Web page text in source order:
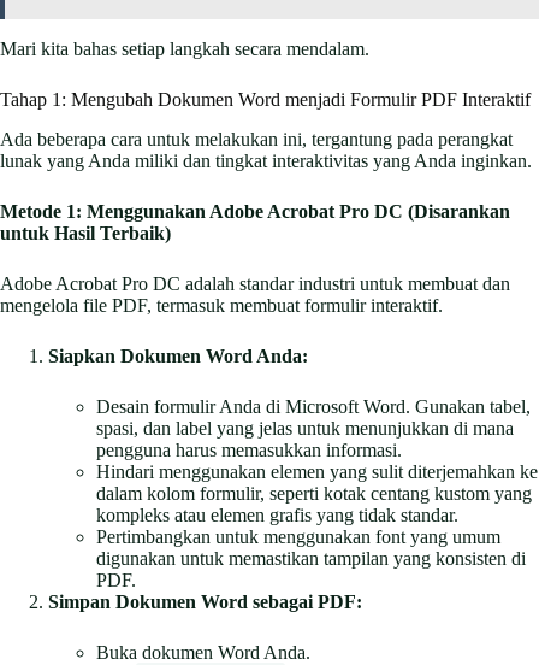
Mari kita bahas setiap langkah secara mendalam.
Tahap 1: Mengubah Dokumen Word menjadi Formulir PDF Interaktif
Ada beberapa cara untuk melakukan ini, tergantung pada perangkat
lunak yang Anda miliki dan tingkat interaktivitas yang Anda inginkan.
Metode 1: Menggunakan Adobe Acrobat Pro DC (Disarankan
untuk Hasil Terbaik)
Adobe Acrobat Pro DC adalah standar industri untuk membuat dan
mengelola file PDF, termasuk membuat formulir interaktif.
Siapkan Dokumen Word Anda:
Desain formulir Anda di Microsoft Word. Gunakan tabel,
spasi, dan label yang jelas untuk menunjukkan di mana
pengguna harus memasukkan informasi.
Hindari menggunakan elemen yang sulit diterjemahkan ke
dalam kolom formulir, seperti kotak centang kustom yang
kompleks atau elemen grafis yang tidak standar.
Pertimbangkan untuk menggunakan font yang umum
digunakan untuk memastikan tampilan yang konsisten di
PDF.
Simpan Dokumen Word sebagai PDF:
Buka dokumen Word Anda.